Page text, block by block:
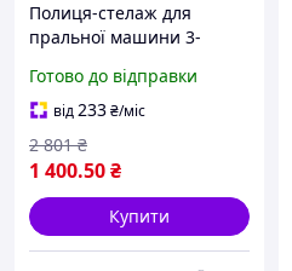
Полиця-стелаж для
пральної машини 3-
для зберігання побутових
речей
Готово до відправки
від233₴/міс
1 400.50₴
2 801 ₴
Купити